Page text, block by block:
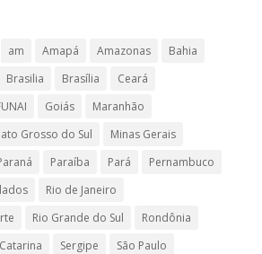
am Amapá Amazonas
Bahia
Brasilia Brasília
Ceará
Goiás
Maranhão
Grosso do Sul
Minas Gerais
Paraíba Pará
Pernambuco
Rio de Janeiro
Rio Grande do Sul
Rondônia
Sergipe
São Paulo